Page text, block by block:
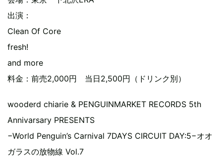
出演：
Clean Of Core
fresh!
and more
料金：前売2,000円 当日2,500円（ドリンク別）
wooderd chiarie & PENGUINMARKET RECORDS 5th
Annivarsary PRESENTS
−World Penguin’s Carnival 7DAYS CIRCUIT DAY:5−オオ
ガラスの放物線 Vol.7